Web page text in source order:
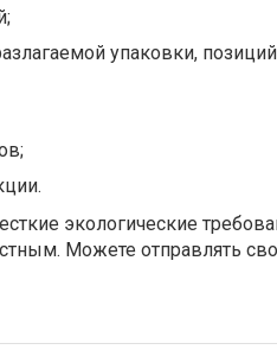
упаковки,
экологические
Можете отправлять